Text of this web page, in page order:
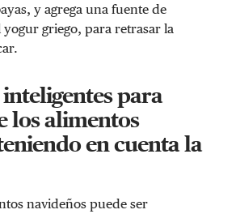
y agrega una fuente de
griego, para retrasar la
para
los alimentos
en cuenta la
navideños puede ser